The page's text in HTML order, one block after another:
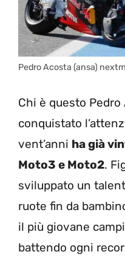
Pedro Acosta (ansa)
Chi è questo
conquistato
vent’anni ha già
Moto3 e Moto2.
sviluppato un
ruote fin da
il più giovane
battendo ogni